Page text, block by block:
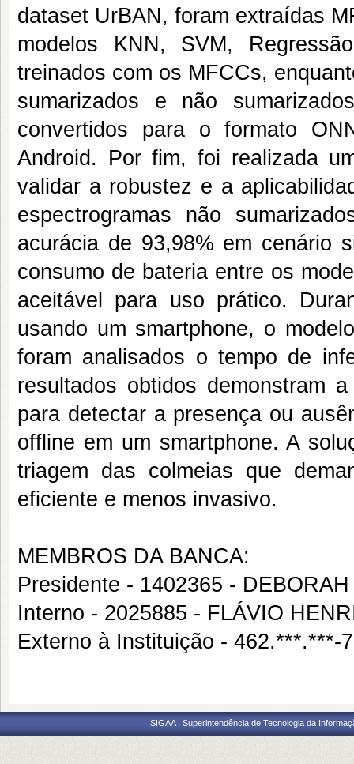
dataset UrBAN, foram extraídas
modelos KNN, SVM,
treinados com os MFCCs,
sumarizados e não
convertidos para o formato
Android. Por fim, foi realizada
validar a robustez e a
espectrogramas não
acurácia de 93,98% em cenário
consumo de bateria entre os
aceitável para uso prático.
usando um smartphone, o
foram analisados o tempo de
resultados obtidos demonstram
para detectar a presença ou
offline em um smartphone. A
triagem das colmeias que
eficiente e menos invasivo.
MEMBROS DA BANCA:
Presidente - 1402365 -
Interno - 2025885 - FLÁVIO
Externo à Instituição - 462.***.***-
SIGAA | Superintendência de Tecnologia da